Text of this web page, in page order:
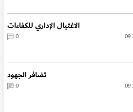
الاغتيال الإداري للكفاءات
0
تضافر الجهود
0